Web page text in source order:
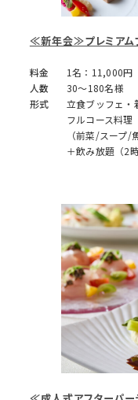
≪新年会≫プレミアム
料金
1名：11,000円
人数
30～180名様
形式
立食ブッフェ・
フルコース料理
（前菜/スープ/
＋飲み放題（2時